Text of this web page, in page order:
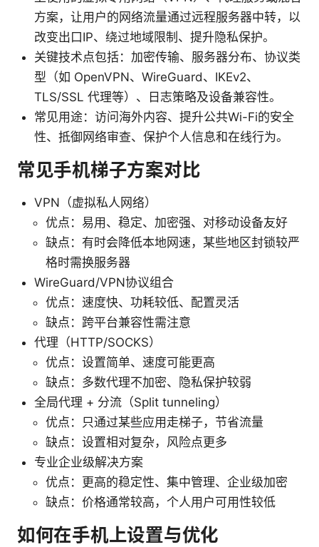
方案，让用户的网络流量通过远程服务器中转，以
改变出口IP、绕过地域限制、提升隐私保护。
关键技术点包括：加密传输、服务器分布、协议类
型（如 OpenVPN、WireGuard、IKEv2、
TLS/SSL 代理等）、日志策略及设备兼容性。
常见用途：访问海外内容、提升公共Wi-Fi的安全
性、抵御网络审查、保护个人信息和在线行为。
常见手机梯子方案对比
VPN（虚拟私人网络）
优点：易用、稳定、加密强、对移动设备友好
缺点：有时会降低本地网速，某些地区封锁较严
格时需换服务器
WireGuard/VPN协议组合
优点：速度快、功耗较低、配置灵活
缺点：跨平台兼容性需注意
代理（HTTP/SOCKS）
优点：设置简单、速度可能更高
缺点：多数代理不加密、隐私保护较弱
全局代理 + 分流（Split tunneling）
优点：只通过某些应用走梯子，节省流量
缺点：设置相对复杂，风险点更多
专业企业级解决方案
优点：更高的稳定性、集中管理、企业级加密
缺点：价格通常较高，个人用户可用性较低
如何在手机上设置与优化